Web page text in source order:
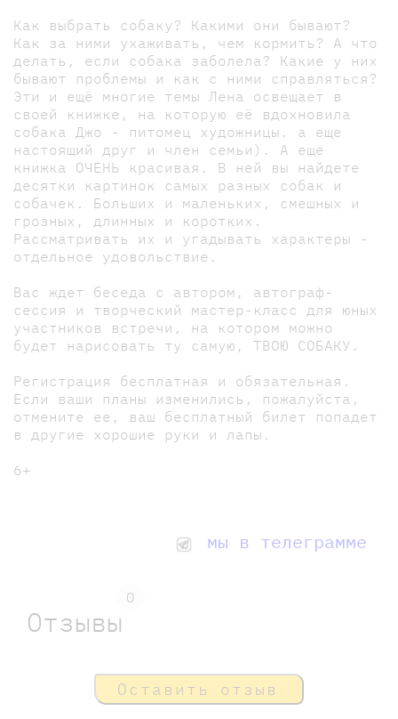
Как выбрать собаку? Какими они бывают?
Как за ними ухаживать, чем кормить? А что
делать, если собака заболела? Какие у них
бывают проблемы и как с ними справляться?
Эти и ещё многие темы Лена освещает в
своей книжке, на которую её вдохновила
собака Джо - питомец художницы. а еще
настоящий друг и член семьи). А еще
книжка ОЧЕНЬ красивая. В ней вы найдете
десятки картинок самых разных собак и
собачек. Больших и маленьких, смешных и
грозных, длинных и коротких.
Рассматривать их и угадывать характеры -
отдельное удовольствие.
Вас ждет беседа с автором, автограф-
сессия и творческий мастер-класс для юных
участников встречи, на котором можно
будет нарисовать ту самую, ТВОЮ СОБАКУ.
Регистрация бесплатная и обязательная.
Если ваши планы изменились, пожалуйста,
отмените ее, ваш бесплатный билет попадет
в другие хорошие руки и лапы.
6+
мы в телеграмме
Отзывы
0
Оставить отзыв